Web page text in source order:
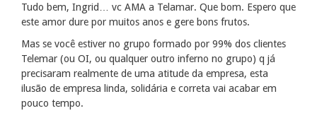
Tudo bem, Ingrid… vc AMA a Telamar. Que bom. Espero que
este amor dure por muitos anos e gere bons frutos.
Mas se você estiver no grupo formado por 99% dos clientes
Telemar (ou OI, ou qualquer outro inferno no grupo) q já
precisaram realmente de uma atitude da empresa, esta
ilusão de empresa linda, solidária e correta vai acabar em
pouco tempo.